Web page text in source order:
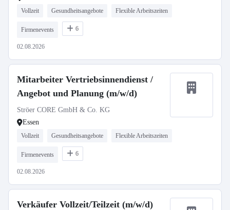
Vollzeit Gesundheitsangebote Flexible Arbeitszeiten
Firmenevents 6
02.08.2026
Mitarbeiter Vertriebsinnendienst /
Angebot und Planung (m/w/d)
Ströer CORE GmbH & Co. KG
Essen
Vollzeit Gesundheitsangebote Flexible Arbeitszeiten
Firmenevents 6
02.08.2026
Verkäufer Vollzeit/Teilzeit (m/w/d)